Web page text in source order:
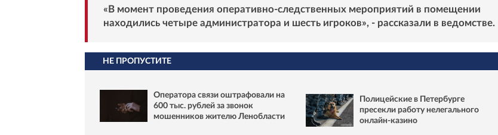
«В момент проведения оперативно-следственных мероприятий в помещении
находились четыре администратора и шесть игроков», - рассказали в ведомстве.
НЕ ПРОПУСТИТЕ
Оператора связи оштрафовали на
600 тыс. рублей за звонок
мошенников жителю Ленобласти
Полицейские в Петербурге
пресекли работу нелегального
онлайн-казино